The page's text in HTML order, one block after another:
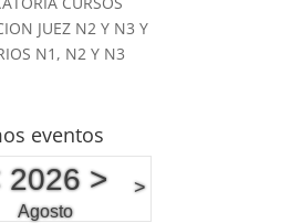
JUEZ N2 Y N3 Y
N1, N2 Y N3
eventos
2026 >
Agosto
>